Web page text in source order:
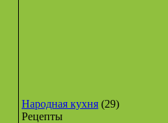
Народная кухня (29)
Рецепты